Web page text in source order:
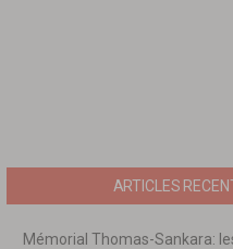
ARTICLES
Mémorial Thomas-Sankara: